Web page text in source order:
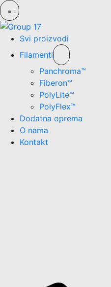
Svi proizvodi
Filamenti
Panchroma™
Fiberon™
PolyLite™
PolyFlex™
Dodatna oprema
O nama
Kontakt